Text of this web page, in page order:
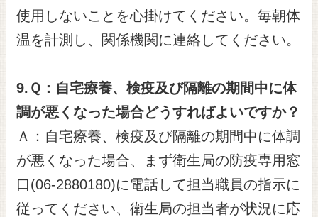
使用しないことを心掛けてください。毎朝体
温を計測し、関係機関に連絡してください。
9. Ｑ：自宅療養、検疫及び隔離の期間中に体
調が悪くなった場合どうすればよいですか？
Ａ：自宅療養、検疫及び隔離の期間中に体調
が悪くなった場合、まず衛生局の防疫専用窓
口(06-2880180)に電話して担当職員の指示に
従ってください、衛生局の担当者が状況に応